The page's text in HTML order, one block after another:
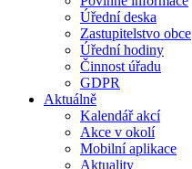
Úřední deska
Zastupitelstvo obce
Úřední hodiny
Činnost úřadu
GDPR
Aktuálně
Kalendář akcí
Akce v okolí
Mobilní aplikace
Aktuality